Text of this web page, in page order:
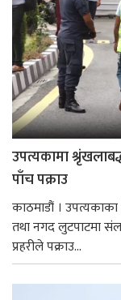
उपत्यकामा
पाँच पक्राउ
काठमाडौं । उपत्यकाका
तथा नगद लुटपाटमा
प्रहरीले पक्राउ...